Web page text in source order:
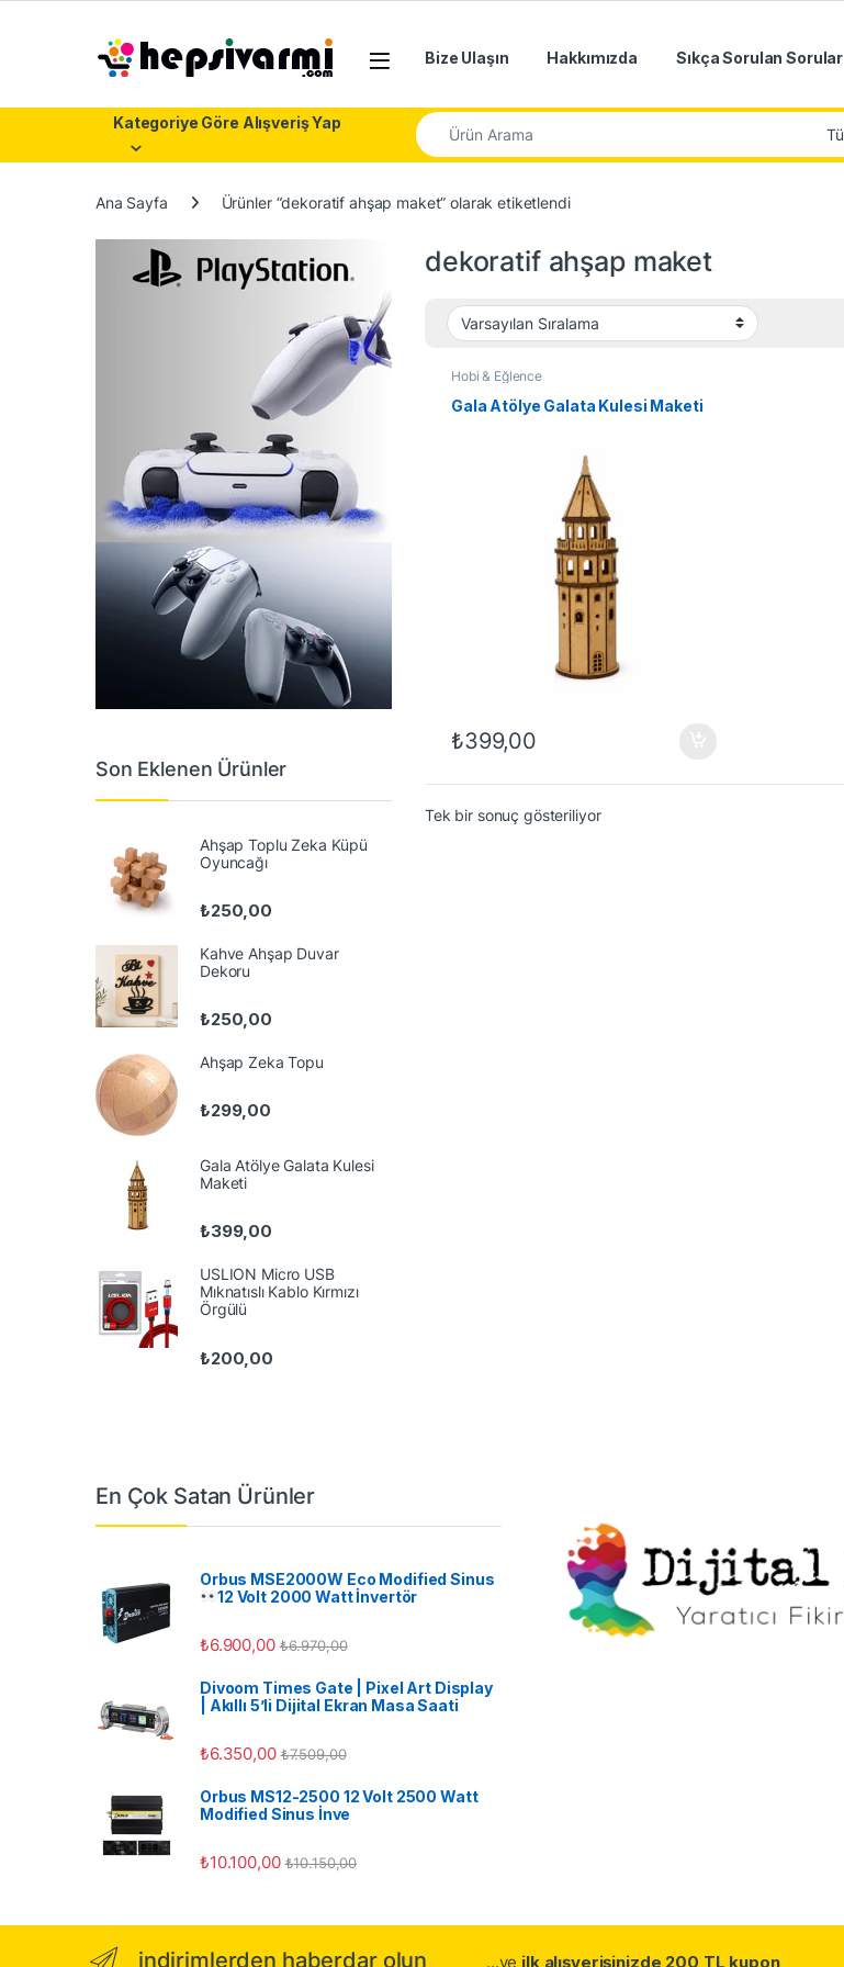
Bize Ulaşın Hakkımızda Sıkça Sorulan Sorular
Kategoriye Göre Alışveriş Yap Search for:
Ana Sayfa Ürünler “dekoratif ahşap maket” olarak etiketlendi
dekoratif ahşap maket
Hobi & Eğlence
Gala Atölye Galata Kulesi Maketi
₺399,00
Tek bir sonuç gösteriliyor
Son Eklenen Ürünler
Ahşap Toplu Zeka Küpü
Oyuncağı
₺250,00
Kahve Ahşap Duvar
Dekoru
₺250,00
Ahşap Zeka Topu
₺299,00
Gala Atölye Galata Kulesi
Maketi
₺399,00
USLION Micro USB
Mıknatıslı Kablo Kırmızı
Örgülü
₺200,00
En Çok Satan Ürünler
Orbus MSE2000W Eco Modified Sinus
12 Volt 2000 Watt İnvertör
₺6.900,00 ₺6.970,00
Divoom Times Gate | Pixel Art Display
| Akıllı 5’li Dijital Ekran Masa Saati
₺6.350,00 ₺7.509,00
Orbus MS12-2500 12 Volt 2500 Watt
Modified Sinus İnve
₺10.100,00 ₺10.150,00
indirimlerden haberdar olun ...ve ilk alışverişinizde 200 TL kupon